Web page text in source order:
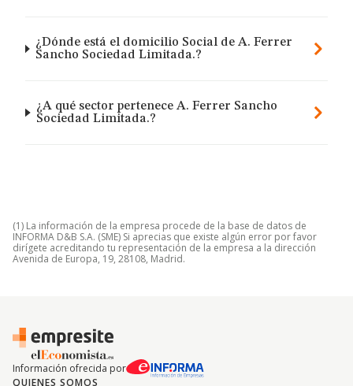
¿Dónde está el domicilio Social de A. Ferrer
Sancho Sociedad Limitada.?
¿A qué sector pertenece A. Ferrer Sancho
Sociedad Limitada.?
(1) La información de la empresa procede de la base de datos de
INFORMA D&B S.A. (SME) Si aprecias que existe algún error por favor
dirígete acreditando tu representación de la empresa a la dirección
Avenida de Europa, 19, 28108, Madrid.
Información ofrecida por
QUIENES SOMOS